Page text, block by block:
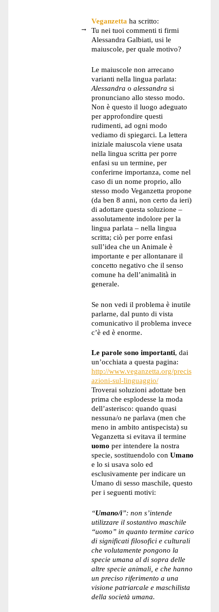
Veganzetta ha scritto:
Tu nei tuoi commenti ti firmi
Alessandra Galbiati, usi le
maiuscole, per quale motivo?
Le maiuscole non arrecano
varianti nella lingua parlata:
Alessandra o alessandra si
pronunciano allo stesso modo.
Non è questo il luogo adeguato
per approfondire questi
rudimenti, ad ogni modo
vediamo di spiegarci. La lettera
iniziale maiuscola viene usata
nella lingua scritta per porre
enfasi su un termine, per
conferirne importanza, come nel
caso di un nome proprio, allo
stesso modo Veganzetta propone
(da ben 8 anni, non certo da ieri)
di adottare questa soluzione –
assolutamente indolore per la
lingua parlata – nella lingua
scritta; ciò per porre enfasi
sull’idea che un Animale è
importante e per allontanare il
concetto negativo che il senso
comune ha dell’animalità in
generale.
Se non vedi il problema è inutile
parlarne, dal punto di vista
comunicativo il problema invece
c’è ed è enorme.
Le parole sono importanti, dai
un’occhiata a questa pagina:
http://www.veganzetta.org/precis
azioni-sul-linguaggio/
Troverai soluzioni adottate ben
prima che esplodesse la moda
dell’asterisco: quando quasi
nessuna/o ne parlava (men che
meno in ambito antispecista) su
Veganzetta si evitava il termine
uomo per intendere la nostra
specie, sostituendolo con Umano
e lo si usava solo ed
esclusivamente per indicare un
Umano di sesso maschile, questo
per i seguenti motivi:
“Umano/i”: non s’intende
utilizzare il sostantivo maschile
“uomo” in quanto termine carico
di significati filosofici e culturali
che volutamente pongono la
specie umana al di sopra delle
altre specie animali, e che hanno
un preciso riferimento a una
visione patriarcale e maschilista
della società umana.